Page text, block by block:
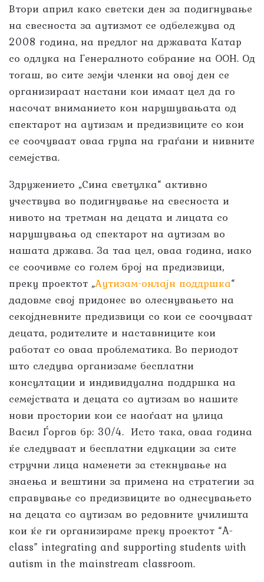
Втори април како светски ден за подигнување
на свесноста за аутизмот се одбележува од
2008 година, на предлог на државата Катар
со одлука на Генералното собрание на ООН. Од
тогаш, во сите земји членки на овој ден се
организираат настани кои имаат цел да го
насочат вниманието кон нарушувањата од
спектарот на аутизам и предизвиците со кои
се соочуваат оваа група на граѓани и нивните
семејства.
Здружението „Сина светулка“ активно
учествува во подигнување на свесноста и
нивото на третман на децата и лицата со
нарушувања од спектарот на аутизам во
нашата држава. За таа цел, оваа година, иако
се соочивме со голем број на предизвици,
преку проектот „Аутизам-онлајн поддршка“
дадовме свој придонес во олеснувањето на
секојдневните предизвици со кои се соочуваат
децата, родителите и наставниците кои
работат со оваа проблематика. Во периодот
што следува организаме бесплатни
консултации и индивидуална поддршка на
семејствата и децата со аутизам во нашите
нови простории кои се наоѓаат на улица
Васил Ѓоргов бр: 30/4. Исто така, оваа година
ќе следуваат и бесплатни едукации за сите
стручни лица наменети за стекнување на
знаења и вештини за примена на стратегии за
справување со предизвиците во однесувањето
на децата со аутизам во редовните училишта
кои ќе ги организираме преку проектот “A-
class” integrating and supporting students with
autism in the mainstream classroom.